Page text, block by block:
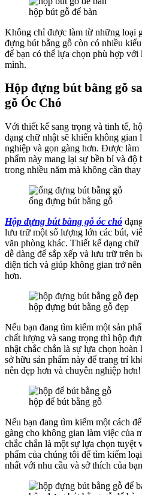
hộp bút gỗ để bàn
Không chỉ được làm từ những loại
đựng bút bằng gỗ còn có nhiều
để bạn có thể lựa chọn phù hợp với
mình.
Hộp đựng bút bằng gỗ
gỗ Óc Chó
Với thiết kế sang trọng và tinh tế,
dạng chữ nhật sẽ khiến không gian
nghiệp và gọn gàng hơn. Được làm
phẩm này mang lại sự bền bỉ và độ
trong nhiều năm mà không cần thay
ống đựng bút bằng gỗ
Hộp đựng bút bằng gỗ óc chó
lưu trữ một số lượng lớn các bút,
văn phòng khác. Thiết kế dạng chữ
dễ dàng để sắp xếp và lưu trữ trên
diện tích và giúp không gian trở
hơn.
hộp đựng bút bằng gỗ đẹp
Nếu bạn đang tìm kiếm một sản
chất lượng và sang trọng thì hộp
nhật chắc chắn là sự lựa chọn
sở hữu sản phẩm này để trang trí
nên đẹp hơn và chuyên nghiệp hơn!
hộp để bút bằng gỗ
Nếu bạn đang tìm kiếm một cách
gàng cho không gian làm việc của
chắc chắn là một sự lựa chọn tuyệt
phẩm của chúng tôi để tìm kiếm
nhất với nhu cầu và sở thích của